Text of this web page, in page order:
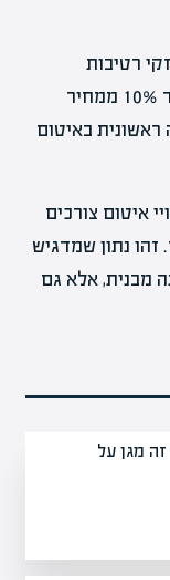
רטיבות
כתוצאה מליקויי איטום עשויות להגיע לעד 10% ממחיר
באיטום
איטום צורכים
זהו נתון שמדגיש
מבנית, אלא גם
מגן על